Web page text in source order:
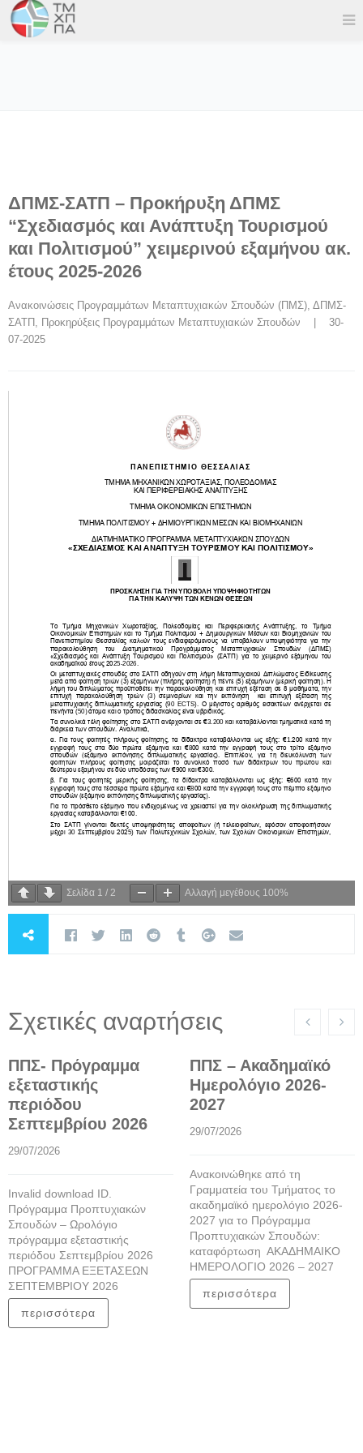
ΔΠΜΣ-ΣΑΤΠ – Προκήρυξη ΔΠΜΣ
“Σχεδιασμός και Ανάπτυξη Τουρισμού
και Πολιτισμού” χειμερινού εξαμήνου ακ.
έτους 2025-2026
Ανακοινώσεις Προγραμμάτων Μεταπτυχιακών Σπουδών (ΠΜΣ), ΔΠΜΣ-
ΣΑΤΠ , Προκηρύξεις Προγραμμάτων Μεταπτυχιακών Σπουδών
    |    30-
07-2025
Σελίδα 1 / 2 Αλλαγή μεγέθους 100%
Σχετικές αναρτήσεις
ΠΠΣ- Πρόγραμμα
εξεταστικής
περιόδου
Σεπτεμβρίου 2026
29/07/2026
Invalid download ID.
Πρόγραμμα Προπτυχιακών
Σπουδών – Ωρολόγιο
πρόγραμμα εξεταστικής
περιόδου Σεπτεμβρίου 2026
ΠΡΟΓΡΑΜΜΑ ΕΞΕΤΑΣΕΩΝ
ΣΕΠΤΕΜΒΡΙΟΥ 2026
περισσότερα
ΠΠΣ – Ακαδημαϊκό
Ημερολόγιο 2026-
2027
29/07/2026
Ανακοινώθηκε από τη
Γραμματεία του Τμήματος το
ακαδημαϊκό ημερολόγιο 2026-
2027 για το Πρόγραμμα
Προπτυχιακών Σπουδών:
καταφόρτωση ΑΚΑΔΗΜΑΙΚΟ
ΗΜΕΡΟΛΟΓΙΟ 2026 – 2027
περισσότερα